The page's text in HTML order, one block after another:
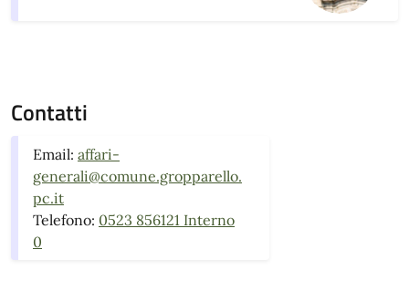
Contatti
Email: affari-
generali@comune.gropparello.
pc.it
Telefono: 0523 856121 Interno
0